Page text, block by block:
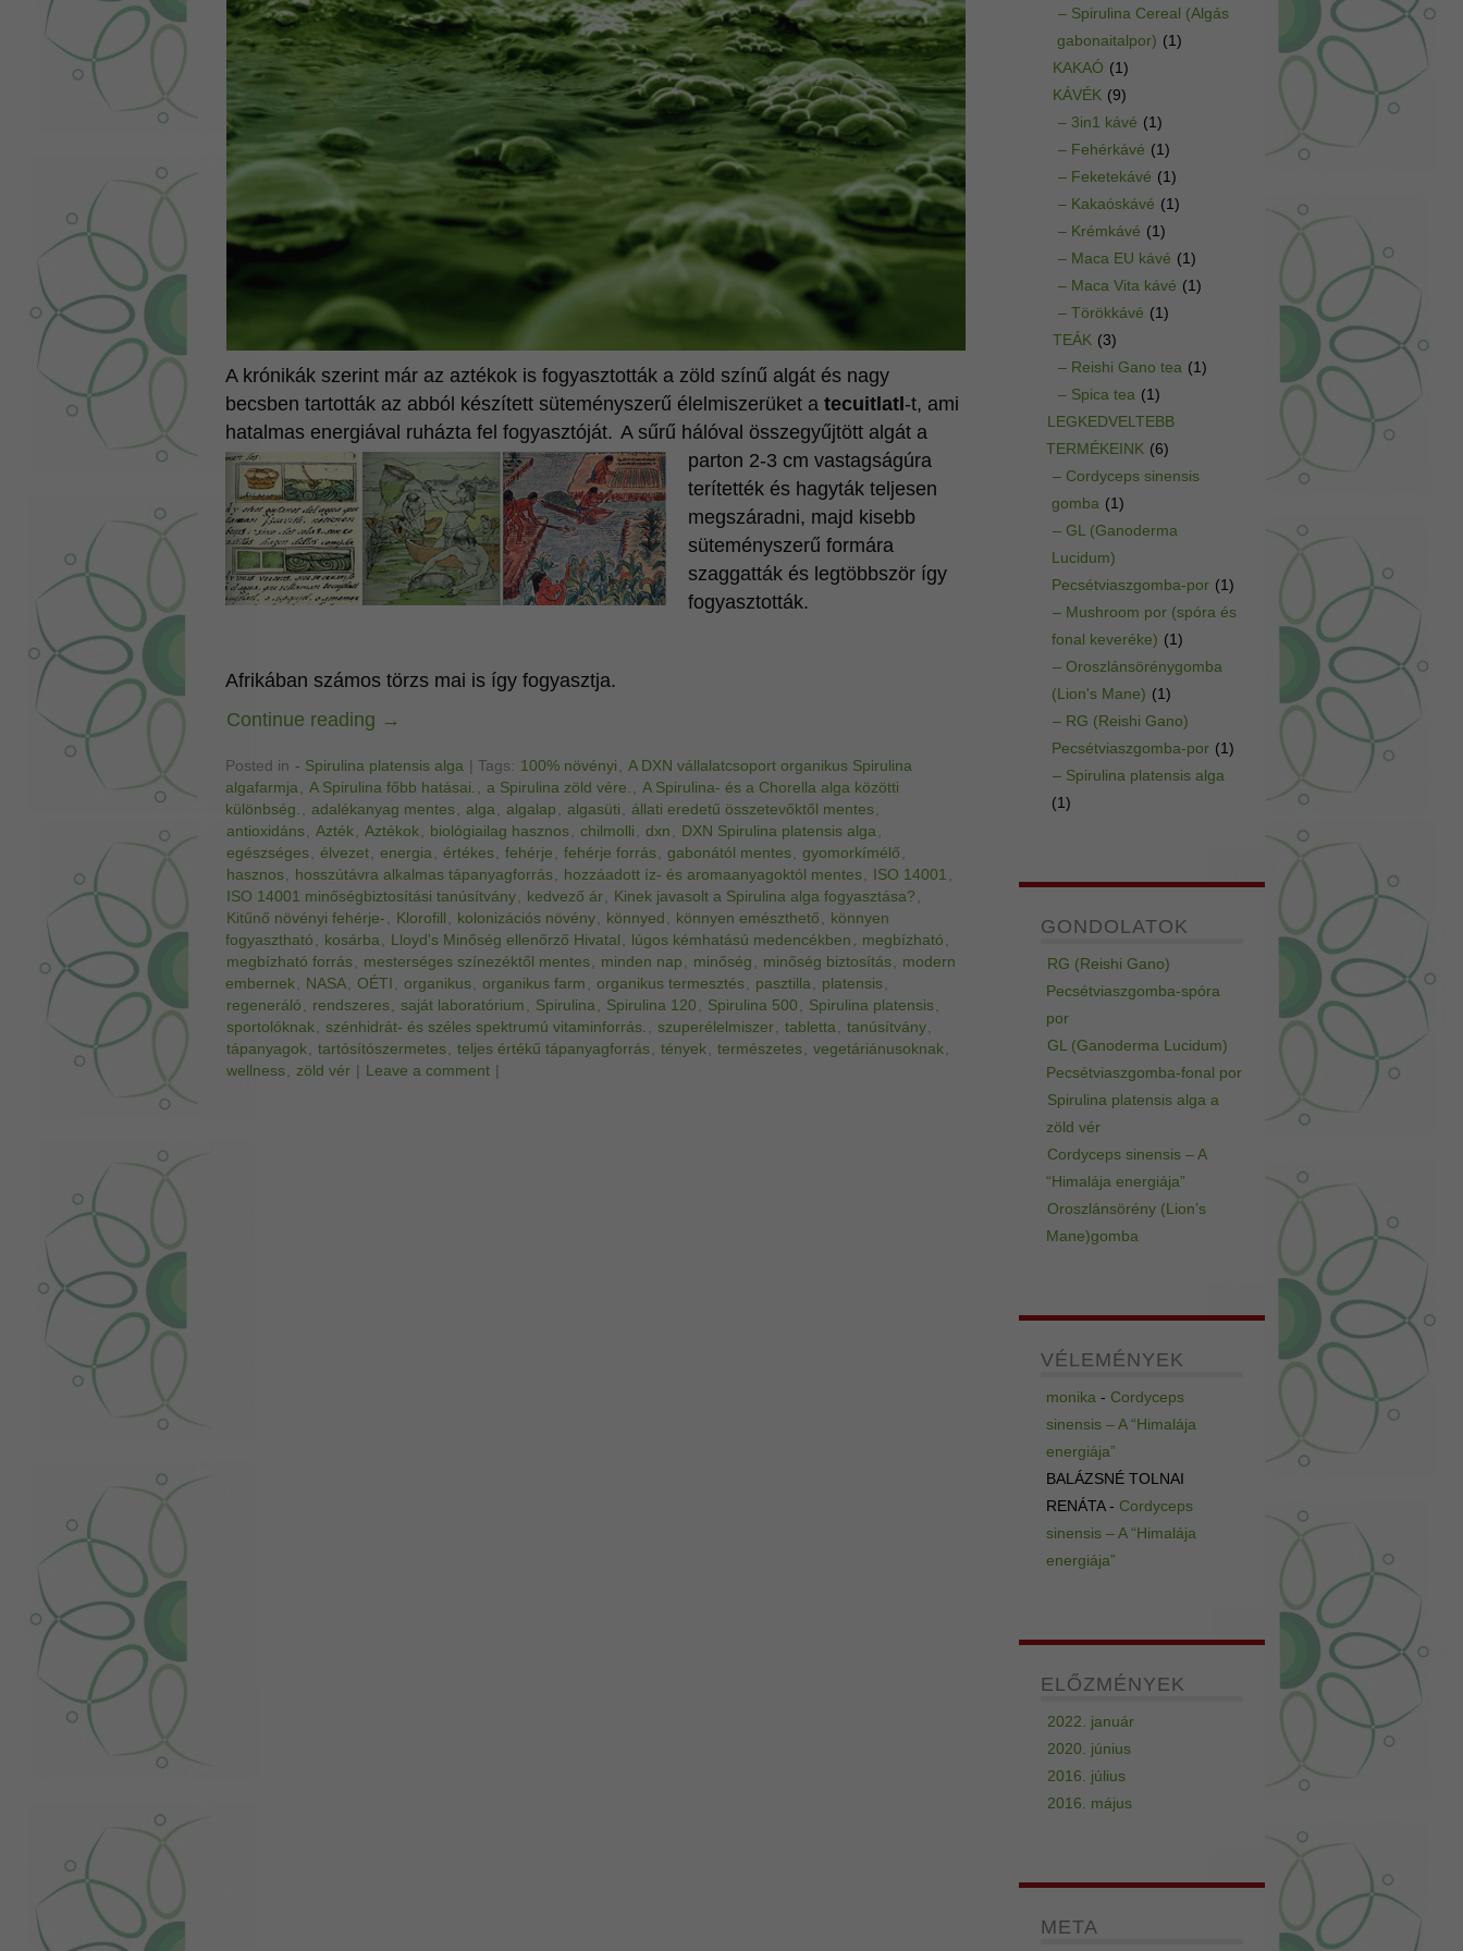
A krónikák szerint már az aztékok is fogyasztották a zöld színű algát és nagy
becsben tartották az abból készített süteményszerű élelmiszerüket a tecuitlatl-t, ami
hatalmas energiával ruházta fel fogyasztóját. A sűrű hálóval összegyűjtött algát a
parton 2-3 cm vastagságúra
terítették és hagyták teljesen
megszáradni, majd kisebb
süteményszerű formára
szaggatták és legtöbbször így
fogyasztották.
Afrikában számos törzs mai is így fogyasztja.
Continue reading →
Posted in - Spirulina platensis alga | Tags: 100% növényi
A DXN vállalatcsoport organikus Spirulina
algafarmja
A Spirulina főbb hatásai. a Spirulina zöld vére.
A Spirulina- és a Chorella alga közötti
különbség.
adalékanyag mentes alga algalap algasüti állati eredetű összetevőktől mentes
antioxidáns
Azték Aztékok biológiailag hasznos chilmolli dxn DXN Spirulina platensis alga
egészséges
élvezet energia értékes fehérje fehérje forrás gabonától mentes gyomorkímélő
hasznos
hosszútávra alkalmas tápanyagforrás hozzáadott íz- és aromaanyagoktól mentes ISO 14001
ISO 14001 minőségbiztosítási tanúsítvány
kedvező ár Kinek javasolt a Spirulina alga fogyasztása?
Kitűnő növényi fehérje-
Klorofill kolonizációs növény könnyed könnyen emészthető
könnyen
fogyasztható
kosárba Lloyd's Minőség ellenőrző Hivatal lúgos kémhatású medencékben megbízható
megbízható forrás
mesterséges színezéktől mentes minden nap minőség minőség biztosítás
modern
embernek
NASA OÉTI organikus organikus farm organikus termesztés pasztilla platensis
regeneráló
rendszeres saját laboratórium Spirulina Spirulina 120 Spirulina 500 Spirulina platensis
sportolóknak
szénhidrát- és széles spektrumú vitaminforrás. szuperélelmiszer tabletta tanúsítvány
tápanyagok
tartósítószermetes teljes értékű tápanyagforrás tények természetes vegetáriánusoknak
wellness
zöld vér | Leave a comment |
– Spirulina Cereal (Algás
gabonaitalpor) (1)
KAKAÓ (1)
KÁVÉK (9)
– 3in1 kávé (1)
– Fehérkávé (1)
– Feketekávé (1)
– Kakaóskávé (1)
– Krémkávé (1)
– Maca EU kávé (1)
– Maca Vita kávé (1)
– Törökkávé (1)
TEÁK (3)
– Reishi Gano tea (1)
– Spica tea (1)
LEGKEDVELTEBB
TERMÉKEINK (6)
– Cordyceps sinensis
gomba (1)
– GL (Ganoderma
Lucidum)
Pecsétviaszgomba-por (1)
– Mushroom por (spóra és
fonal keveréke) (1)
– Oroszlánsörénygomba
(Lion's Mane) (1)
– RG (Reishi Gano)
Pecsétviaszgomba-por (1)
– Spirulina platensis alga
(1)
GONDOLATOK
RG (Reishi Gano)
Pecsétviaszgomba-spóra
por
GL (Ganoderma Lucidum)
Pecsétviaszgomba-fonal por
Spirulina platensis alga a
zöld vér
Cordyceps sinensis – A
“Himalája energiája”
Oroszlánsörény (Lion’s
Mane)gomba
VÉLEMÉNYEK
monika - Cordyceps
sinensis – A “Himalája
energiája”
BALÁZSNÉ TOLNAI
RENÁTA- Cordyceps
sinensis – A “Himalája
energiája”
ELŐZMÉNYEK
2022. január
2020. június
2016. július
2016. május
META